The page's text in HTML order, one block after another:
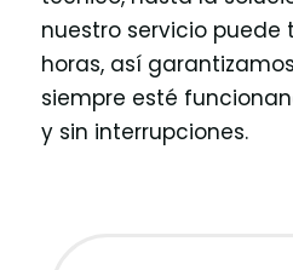
nuestro servicio puede
horas, así
siempre esté
y sin interrupciones.